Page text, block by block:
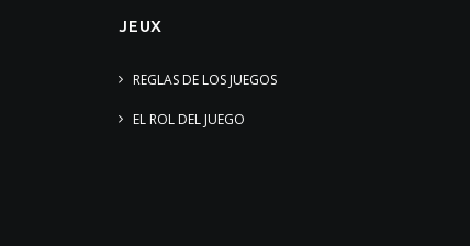
JEUX
REGLAS DE LOS JUEGOS
EL ROL DEL JUEGO